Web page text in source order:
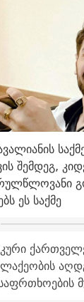
შემდეგ,
ეს საქმე